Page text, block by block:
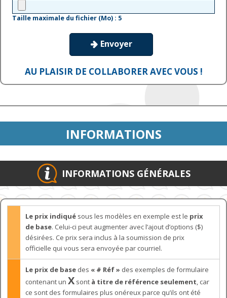
Taille maximale du fichier (Mo) : 5
 Envoyer
AU PLAISIR DE COLLABORER AVEC VOUS !
INFORMATIONS
INFORMATIONS GÉNÉRALES
Le prix indiqué sous les modèles en exemple est le prix
de base. Celui-ci peut augmenter avec l’ajout d’options ($)
désirées. Ce prix sera inclus à la soumission de prix
officielle qui vous sera envoyée par courriel.
Le prix de base des « # Réf » des exemples de formulaire
contenant un X sont à titre de référence seulement, car
ce sont des formulaires plus onéreux parce qu’ils ont été